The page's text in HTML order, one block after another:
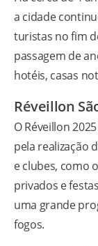
a cidade
turistas no fim
passagem de
hotéis, casas
Réveillon
O Réveillon
pela realização
e clubes, como
privados e
uma grande
fogos.